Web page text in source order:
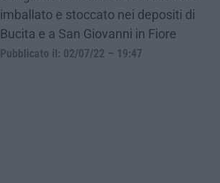
imballato e stoccato nei depositi di
Bucita e a San Giovanni in Fiore
Pubblicato il: 02/07/22 – 19:47